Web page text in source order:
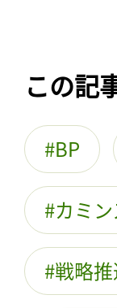
この記
BP
カミ
戦略